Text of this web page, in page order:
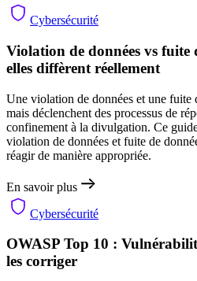
Cybersécurité
Violation de données vs fuite
elles diffèrent réellement
Une violation de données et une fuite
mais déclenchent des processus de
confinement à la divulgation. Ce
violation de données et fuite de
réagir de manière appropriée.
En savoir plus
Cybersécurité
OWASP Top 10 :
les corriger